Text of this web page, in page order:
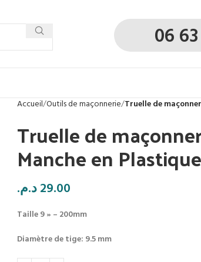
06
Accueil Outils de maçonnerie Truelle de
Truelle de
Manche en
29.00د.م.
Taille 9 » – 200mm
Diamètre de tige: 9.5 mm